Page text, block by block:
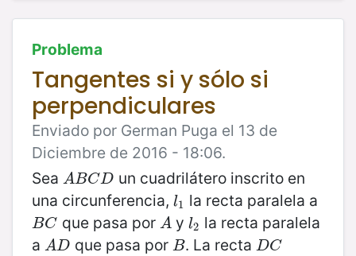
Problema
Tangentes si y sólo si
perpendiculares
Enviado por German Puga el 13 de
Diciembre de 2016 - 18:06.
Sea A BCD
ABCD
un cuadrilátero inscrito en
una circunferencia, l1
l1 la recta paralela a
BC
BC que pasa por A
A y l2
l2 la recta paralela
a A D
AD que pasa por B
B. La recta DC
DC